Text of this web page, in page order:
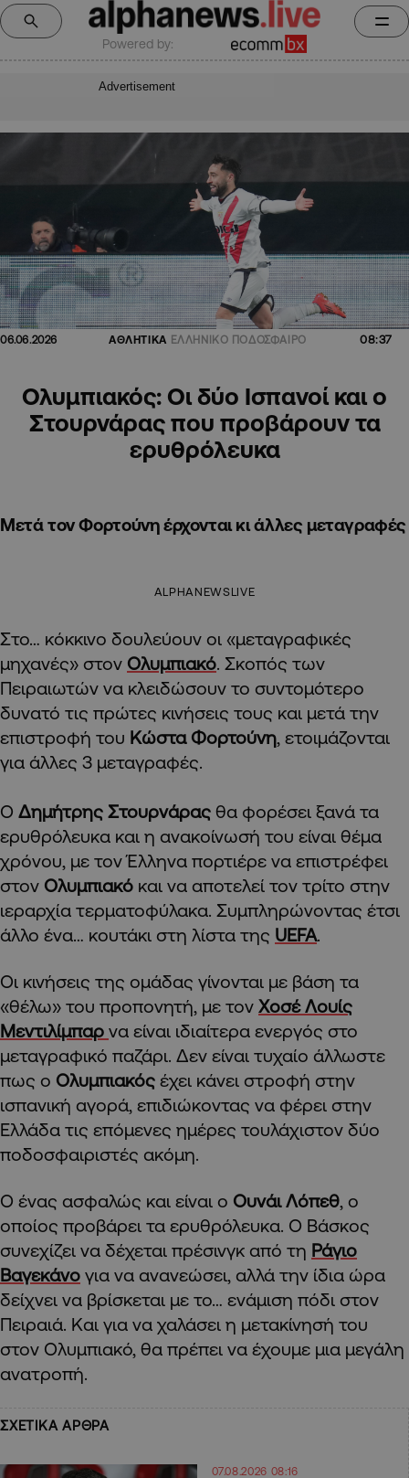
Powered by:
Advertisement
06.06.2026 ΑΘΛΗΤΙΚΑ ΕΛΛΗΝΙΚΟ ΠΟΔΟΣΦΑΙΡΟ 08:37
Ολυμπιακός: Οι δύο Ισπανοί και ο
Στουρνάρας που προβάρουν τα
ερυθρόλευκα
Μετά τον Φορτούνη έρχονται κι άλλες μεταγραφές
ALPHANEWSLIVE
Στο… κόκκινο δουλεύουν οι «μεταγραφικές
μηχανές» στον Ολυμπιακό. Σκοπός των
Πειραιωτών να κλειδώσουν το συντομότερο
δυνατό τις πρώτες κινήσεις τους και μετά την
επιστροφή του Κώστα Φορτούνη, ετοιμάζονται
για άλλες 3 μεταγραφές.
Ο Δημήτρης Στουρνάρας θα φορέσει ξανά τα
ερυθρόλευκα και η ανακοίνωσή του είναι θέμα
χρόνου, με τον Έλληνα πορτιέρε να επιστρέφει
στον Ολυμπιακό και να αποτελεί τον τρίτο στην
ιεραρχία τερματοφύλακα. Συμπληρώνοντας έτσι
άλλο ένα… κουτάκι στη λίστα της UEFA.
Οι κινήσεις της ομάδας γίνονται με βάση τα
«θέλω» του προπονητή, με τον Χοσέ Λουίς
Μεντιλίμπαρ να είναι ιδιαίτερα ενεργός στο
μεταγραφικό παζάρι. Δεν είναι τυχαίο άλλωστε
πως ο Ολυμπιακός έχει κάνει στροφή στην
ισπανική αγορά, επιδιώκοντας να φέρει στην
Ελλάδα τις επόμενες ημέρες τουλάχιστον δύο
ποδοσφαιριστές ακόμη.
Ο ένας ασφαλώς και είναι ο Ουνάι Λόπεθ, ο
οποίος προβάρει τα ερυθρόλευκα. Ο Βάσκος
συνεχίζει να δέχεται πρέσινγκ από τη Ράγιο
Βαγεκάνο για να ανανεώσει, αλλά την ίδια ώρα
δείχνει να βρίσκεται με το… ενάμιση πόδι στον
Πειραιά. Και για να χαλάσει η μετακίνησή του
στον Ολυμπιακό, θα πρέπει να έχουμε μια μεγάλη
ανατροπή.
ΣΧΕΤΙΚΑ ΑΡΘΡΑ
07.08.2026 08:16